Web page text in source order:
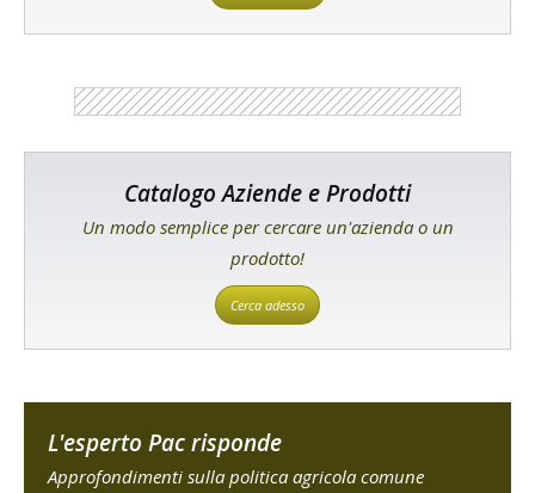
Catalogo Aziende e Prodotti
Un modo semplice per cercare un'azienda o un
prodotto!
Cerca adesso
L'esperto Pac risponde
Approfondimenti sulla politica agricola comune